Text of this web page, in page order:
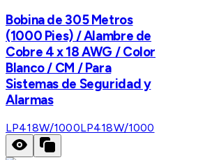
Bobina de 305 Metros
(1000 Pies) / Alambre de
Cobre 4 x 18 AWG / Color
Blanco / CM / Para
Sistemas de Seguridad y
Alarmas
LP418W/1000LP418W/1000